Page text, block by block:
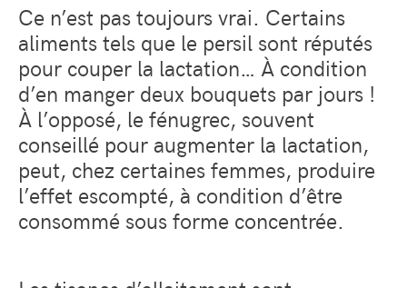
Ce n’est pas toujours vrai. Certains
aliments tels que le persil sont réputés
pour couper la lactation… À condition
d’en manger deux bouquets par jours !
À l’opposé, le fénugrec, souvent
conseillé pour augmenter la lactation,
peut, chez certaines femmes, produire
l’effet escompté, à condition d’être
consommé sous forme concentrée.